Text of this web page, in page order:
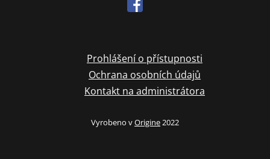
Prohlášení o přístupnosti
Ochrana osobních údajů
Kontakt na administrátora
Vyrobeno vOrigine2022